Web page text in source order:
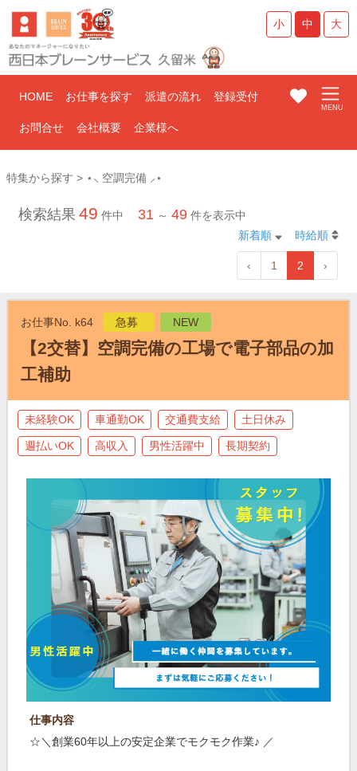
小 中 大
HOME お仕事を探す 派遣の流れ 登録受付
お問合せ 会社概要 企業様へ
特集から探す > ⋆⸜ 空調完備 ⸝⋆
検索結果 49 件中 31 ～ 49 件を表示中
新着順
時給順
‹ 1 2 ›
お仕事No. k64 急募 NEW
【2交替】空調完備の工場で電子部品の加
工補助
未経験OK 車通勤OK 交通費支給 土日休み
週払いOK 高収入 男性活躍中 長期契約
仕事内容
☆＼創業60年以上の安定企業でモクモク作業♪ ／